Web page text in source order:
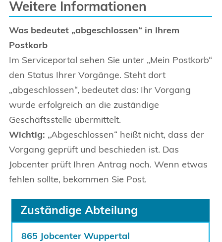
Weitere Informationen
Was bedeutet „abgeschlossen“ in Ihrem
Postkorb
Im Serviceportal sehen Sie unter „Mein Postkorb“
den Status Ihrer Vorgänge. Steht dort
„abgeschlossen“, bedeutet das: Ihr Vorgang
wurde erfolgreich an die zuständige
Geschäftsstelle übermittelt.
Wichtig: „Abgeschlossen“ heißt nicht, dass der
Vorgang geprüft und beschieden ist. Das
Jobcenter prüft Ihren Antrag noch. Wenn etwas
fehlen sollte, bekommen Sie Post.
Zuständige Abteilung
865 Jobcenter Wuppertal